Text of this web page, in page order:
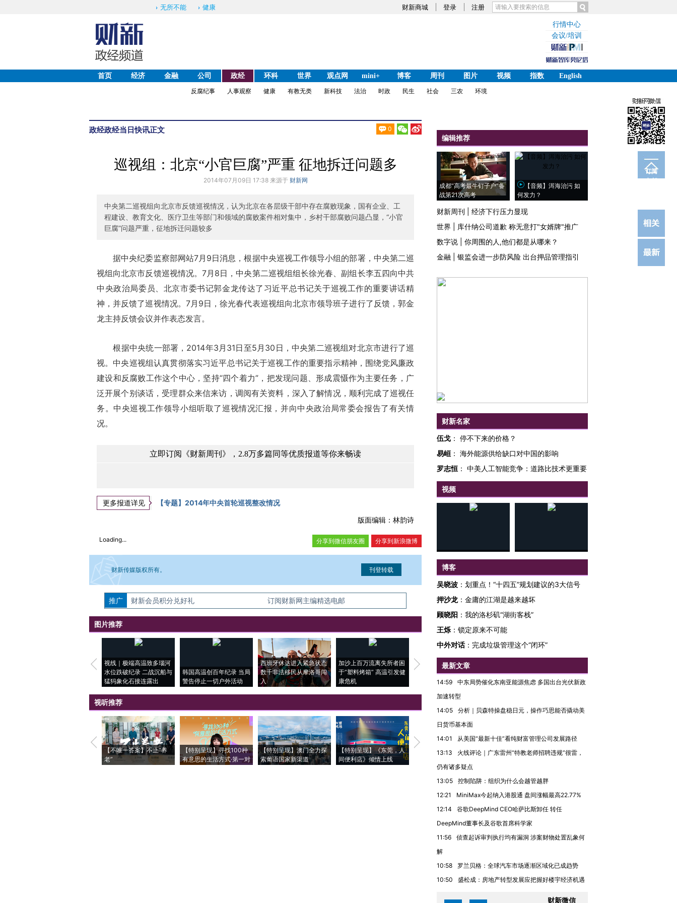
财新商城 登录 注册
无所不能 健康
行情中心
会议/培训
首页 经济 金融 公司 政经 环科 世界 观点网 mini+ 博客 周刊 图片 视频 指数
English
反腐纪事
人事观察 健康 有教无类 新科技 法治 时政 民生 社会 三农 环境
政经政经当日快讯正文 0
订阅
电邮
巡视组：北京“小官巨腐”严重 征地拆迁问题多
2014年07月09日 17:38 来源于 财新网
中央第二巡视组向北京市反馈巡视情况，认为北京在各层级干部中存在腐败现象，国有企业、工
程建设、教育文化、医疗卫生等部门和领域的腐败案件相对集中，乡村干部腐败问题凸显，“小官
巨腐”问题严重，征地拆迁问题较多
据中央纪委监察部网站7月9日消息，根据中央巡视工作领导小组的部署，中央第二巡
视组向北京市反馈巡视情况。7月8日，中央第二巡视组组长徐光春、副组长李五四向中共
中央政治局委员、北京市委书记郭金龙传达了习近平总书记关于巡视工作的重要讲话精
神，并反馈了巡视情况。7月9日，徐光春代表巡视组向北京市领导班子进行了反馈，郭金
龙主持反馈会议并作表态发言。
根据中央统一部署，2014年3月31日至5月30日，中央第二巡视组对北京市进行了巡
视。中央巡视组认真贯彻落实习近平总书记关于巡视工作的重要指示精神，围绕党风廉政
建设和反腐败工作这个中心，坚持“四个着力”，把发现问题、形成震慑作为主要任务，广
泛开展个别谈话，受理群众来信来访，调阅有关资料，深入了解情况，顺利完成了巡视任
务。中央巡视工作领导小组听取了巡视情况汇报，并向中央政治局常委会报告了有关情
况。
立即订阅《财新周刊》，2.8万多篇同等优质报道等你来畅读
更多报道详见
【专题】2014年中央首轮巡视整改情况
版面编辑：林韵诗
Loading... 分享到新浪微博
分享到微信朋友圈
财新传媒版权所有。
如需刊登转载请点击右侧按钮，提交相关信息。经确认即可刊登转载。
推广 财新会员积分兑好礼 订阅财新网主编精选电邮
图片推荐
视线｜极端高温致多瑙河
水位跌破纪录 二战沉船与
猛犸象化石接连露出
韩国高温创百年纪录 当局
警告停止一切户外活动
西班牙休达进入紧急状态
数千非法移民从摩洛哥闯
入
加沙上百万流离失所者困
于“塑料烤箱” 高温引发健
康危机
马航飞行员跨国走私7万
粒摇头丸 尿检体内含3种
术：是什么让中产们甘
心“花钱找虐”？
泽连斯基密集出访美英 索
要防空导弹“救急”
视听推荐
【不唯一答案】不止“养
老”
【特别呈现】寻找100种
有意思的生活方式·第一对
【特别呈现】澳门全力探
索葡语国家新渠道
【特别呈现】《东莞，人
间便利店》倾情上线
【推广】走进第四届链博
会，让数智科技“链”接产
【特别呈现】寻找100种
【商旅对话】华住集团
CFO：不靠规模取胜，华
编辑推荐
成都“高考最牛钉子户”备
战第21次高考
【音频】洱海治污 如
何发力？
财新周刊
经济下行压力显现
世界
库什纳公司道歉 称无意打"女婿牌"推广
数字说
你周围的人,他们都是从哪来？
金融
银监会进一步防风险 出台押品管理指引
财新名家
伍戈 ： 停不下来的价格？
易峘 ： 海外能源供给缺口对中国的影响
罗志恒 ： 中美人工智能竞争：道路比技术更重要
视频
博客
吴晓波 ： 划重点！“十四五”规划建议的3大信号
押沙龙 ： 金庸的江湖是越来越坏
顾晓阳 ： 我的洛杉矶“湖街客栈”
王烁 ： 锁定原来不可能
中外对话： 完成垃圾管理这个“闭环”
最新文章
14:59
中东局势催化东南亚能源焦虑 多国出台光伏新政
加速转型
14:05
分析｜贝森特操盘稳日元，操作巧思能否撬动美
日货币基本面
14:01
从美国“最新十佳”看纯财富管理公司发展路径
13:13
火线评论｜广东雷州“特教老师招聘违规”很雷，
仍有诸多疑点
13:05
控制陷阱：组织为什么会越管越胖
12:21
MiniMax今起纳入港股通 盘间涨幅最高22.77%
12:14
谷歌DeepMind CEO哈萨比斯卸任 转任
DeepMind董事长及谷歌首席科学家
11:56
侦查起诉审判执行均有漏洞 涉案财物处置乱象何
解
10:58
罗兰贝格：全球汽车市场逐渐区域化已成趋势
10:50
盛松成：房地产转型发展应把握好楼宇经济机遇
财新微信